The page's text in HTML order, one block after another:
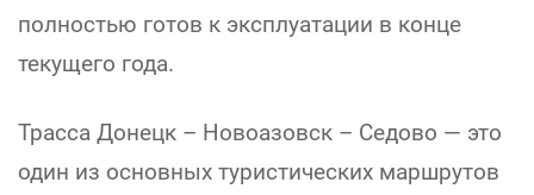
полностью готов к эксплуатации в конце
текущего года.
Трасса Донецк – Новоазовск – Седово — это
один из основных туристических маршрутов